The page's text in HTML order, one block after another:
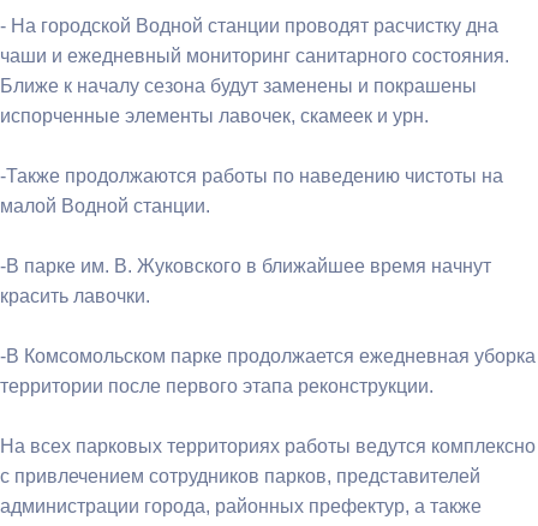
- На городской Водной станции проводят расчистку дна
чаши и ежедневный мониторинг санитарного состояния.
Ближе к началу сезона будут заменены и покрашены
испорченные элементы лавочек, скамеек и урн.
-Также продолжаются работы по наведению чистоты на
малой Водной станции.
-В парке им. В. Жуковского в ближайшее время начнут
красить лавочки.
-В Комсомольском парке продолжается ежедневная уборка
территории после первого этапа реконструкции.
На всех парковых территориях работы ведутся комплексно
с привлечением сотрудников парков, представителей
администрации города, районных префектур, а также